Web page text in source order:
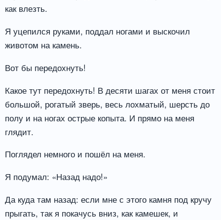
как влезть.
Я уцепился руками, поддал ногами и выскочил
животом на камень.
Вот бы передохнуть!
Какое тут передохнуть! В десяти шагах от меня стоит
большой, рогатый зверь, весь лохматый, шерсть до
полу и на ногах острые копыта. И прямо на меня
глядит.
Поглядел немного и пошёл на меня.
Я подумал: «Назад надо!»
Да куда там назад: если мне с этого камня под кручу
прыгать, так я покачусь вниз, как камешек, и